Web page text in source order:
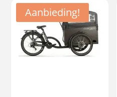
€
Aanbieding!